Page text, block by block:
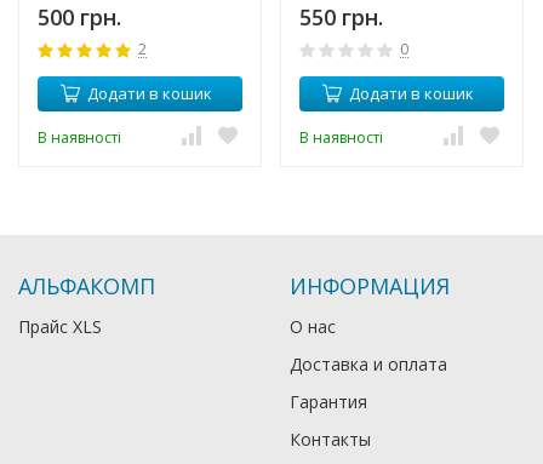
500 грн.
2
Додати в кошик
В наявності
550 грн.
0
Додати в кошик
В наявності
АЛЬФАКОМП
Прайс XLS
ИНФОРМАЦИЯ
О нас
Доставка и оплата
Гарантия
Контакты